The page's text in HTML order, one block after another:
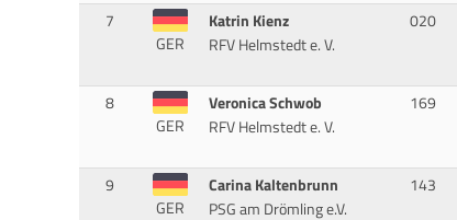
7
GER
Katrin Kienz
RFV Helmstedt e. V.
020
8
GER
Veronica Schwob
RFV Helmstedt e. V.
169
9
GER
Carina Kaltenbrunn
PSG am Drömling e.V.
143